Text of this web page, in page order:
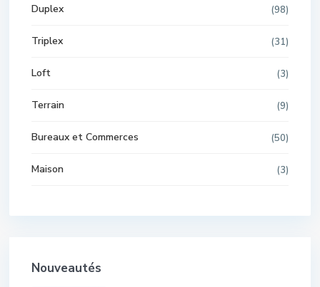
Duplex (98)
Triplex (31)
Loft (3)
Terrain (9)
Bureaux et Commerces (50)
Maison (3)
Nouveautés